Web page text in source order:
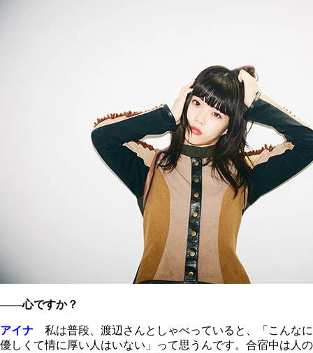
――心ですか？
アイナ 私は普段、渡辺さんとしゃべっていると、「こんなに
優しくて情に厚い人はいない」って思うんです。合宿中は人の